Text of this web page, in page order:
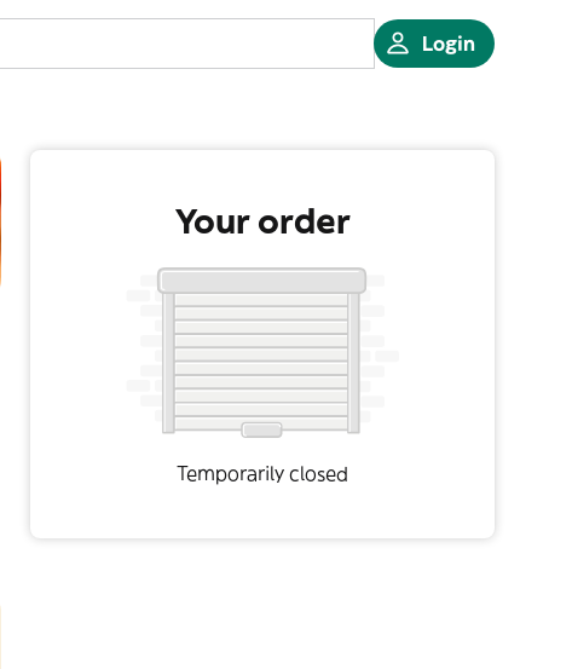
Login
Your order
Temporarily closed